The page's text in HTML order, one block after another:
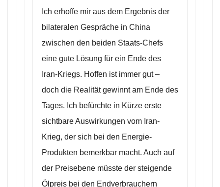
Ich erhoffe mir aus dem Ergebnis der
bilateralen Gespräche in China
zwischen den beiden Staats-Chefs
eine gute Lösung für ein Ende des
Iran-Kriegs. Hoffen ist immer gut –
doch die Realität gewinnt am Ende des
Tages. Ich befürchte in Kürze erste
sichtbare Auswirkungen vom Iran-
Krieg, der sich bei den Energie-
Produkten bemerkbar macht. Auch auf
der Preisebene müsste der steigende
Ölpreis bei den Endverbrauchern